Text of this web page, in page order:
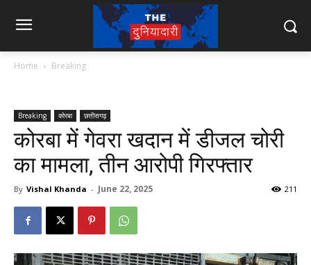
Home Breaking
Breaking कोरबा छत्तीसगढ़
कोरबा में गेवरा खदान में डीजल चोरी
का मामला, तीन आरोपी गिरफ्तार
By Vishal Khanda - June 22, 2025 211